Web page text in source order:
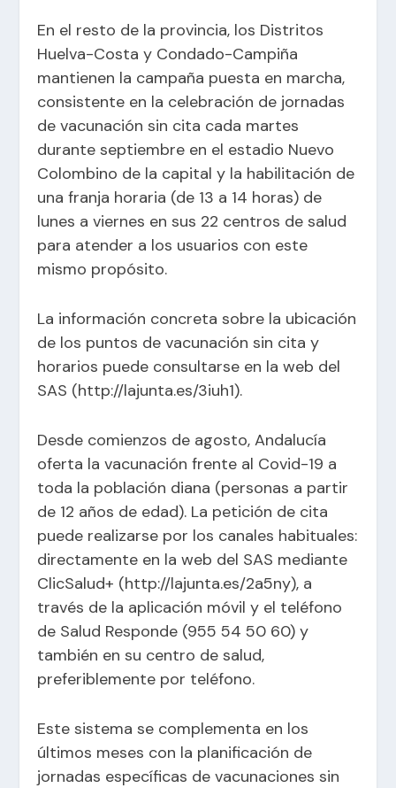
En el resto de la provincia, los Distritos
Huelva-Costa y Condado-Campiña
mantienen la campaña puesta en marcha,
consistente en la celebración de jornadas
de vacunación sin cita cada martes
durante septiembre en el estadio Nuevo
Colombino de la capital y la habilitación de
una franja horaria (de 13 a 14 horas) de
lunes a viernes en sus 22 centros de salud
para atender a los usuarios con este
mismo propósito.
La información concreta sobre la ubicación
de los puntos de vacunación sin cita y
horarios puede consultarse en la web del
SAS (http://lajunta.es/3iuh1).
Desde comienzos de agosto, Andalucía
oferta la vacunación frente al Covid-19 a
toda la población diana (personas a partir
de 12 años de edad). La petición de cita
puede realizarse por los canales habituales:
directamente en la web del SAS mediante
ClicSalud+ (http://lajunta.es/2a5ny), a
través de la aplicación móvil y el teléfono
de Salud Responde (955 54 50 60) y
también en su centro de salud,
preferiblemente por teléfono.
Este sistema se complementa en los
últimos meses con la planificación de
jornadas específicas de vacunaciones sin